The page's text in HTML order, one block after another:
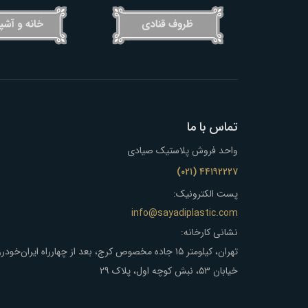
تماس با ما
واحد فروش پلاستیک صیادی
۴۴۱۹۲۲۲۷ (۰۲۱)
پست الکترونیک:
info@sayadiplastic.com
نشانی کارخانه:
تهران، کیلومتر ۱۵ جاده مخصوص کرج، بعد از چهارراه
خیابان ۵۳، نبش کوچه اول، پلاک ۲۹